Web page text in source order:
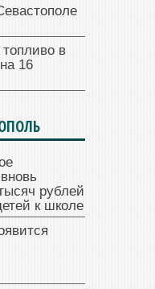
топливо в
16
рублей
к школе